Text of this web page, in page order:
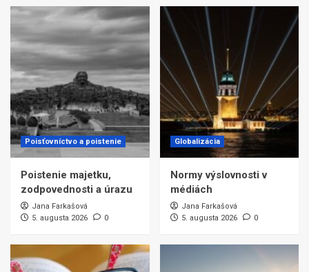
Poisťovníctvo a poistenie
Poistenie majetku,
zodpovednosti a úrazu
Jana Farkašová
5. augusta 2026
0
Globalizácia
Normy výslovnosti v
médiách
Jana Farkašová
5. augusta 2026
0